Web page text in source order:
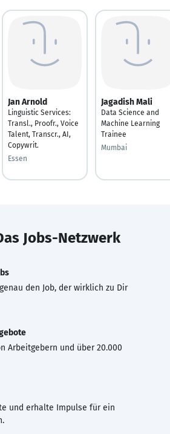
Jan Arnold
Linguistic Services:
Transl., Proofr., Voice
Talent, Transcr., AI,
Copywrit.
Essen
Jagadish Mali
Data Science and
Machine Learning
Trainee
Mumbai
Jobs-Netzwerk
den Job, der wirklich zu Dir
Arbeitgebern und über 20.000
und erhalte Impulse für ein